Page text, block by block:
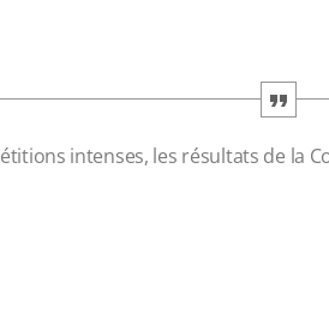
intenses, les résultats de la